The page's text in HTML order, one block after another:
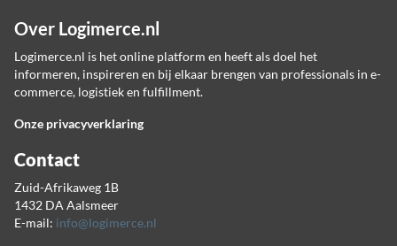
Over Logimerce.nl
Logimerce.nl is het online platform en heeft als doel het
informeren, inspireren en bij elkaar brengen van professionals in e-
commerce, logistiek en fulfillment.
Onze privacyverklaring
Contact
Zuid-Afrikaweg 1B
1432 DA Aalsmeer
E-mail: info@logimerce.nl